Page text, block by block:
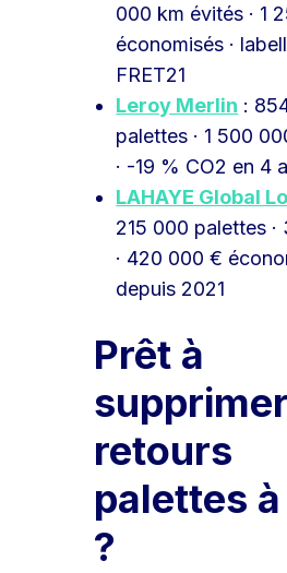
000 km évités · 1
économisés ·
FRET21
Leroy Merlin :
palettes · 1 500
· -19 % CO2 en 4
LAHAYE Global
215 000 palettes
· 420 000 €
depuis 2021
Prêt à
retours
palettes
?